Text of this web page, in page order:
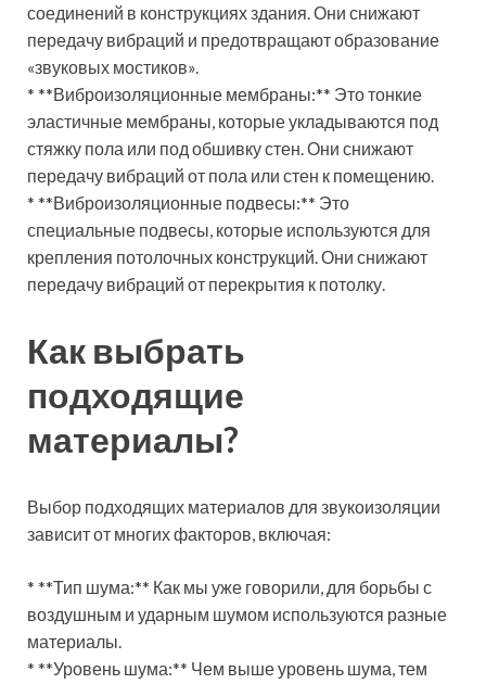
соединений в конструкциях здания. Они снижают
передачу вибраций и предотвращают образование
«звуковых мостиков».
* **Виброизоляционные мембраны:** Это тонкие
эластичные мембраны, которые укладываются под
стяжку пола или под обшивку стен. Они снижают
передачу вибраций от пола или стен к помещению.
* **Виброизоляционные подвесы:** Это
специальные подвесы, которые используются для
крепления потолочных конструкций. Они снижают
передачу вибраций от перекрытия к потолку.
Как выбрать
подходящие
материалы?
Выбор подходящих материалов для звукоизоляции
зависит от многих факторов, включая:
* **Тип шума:** Как мы уже говорили, для борьбы с
воздушным и ударным шумом используются разные
материалы.
* **Уровень шума:** Чем выше уровень шума, тем